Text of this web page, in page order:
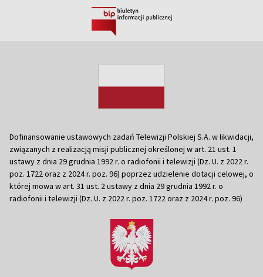
Dofinansowanie ustawowych zadań Telewizji Polskiej S.A. w likwidacji,
związanych z realizacją misji publicznej określonej w art. 21 ust. 1
ustawy z dnia 29 grudnia 1992 r. o radiofonii i telewizji (Dz. U. z 2022 r.
poz. 1722 oraz z 2024 r. poz. 96) poprzez udzielenie dotacji celowej, o
której mowa w art. 31 ust. 2 ustawy z dnia 29 grudnia 1992 r. o
radiofonii i telewizji (Dz. U. z 2022 r. poz. 1722 oraz z 2024 r. poz. 96)